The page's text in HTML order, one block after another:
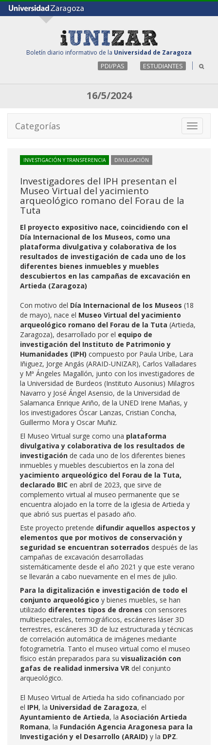
Boletín diario informativo de la Universidad de Zaragoza
PDI/PAS ESTUDIANTES
16/5/2024
Toggle
Categorías
INVESTIGACIÓN Y TRANSFERENCIA DIVULGACIÓN
Investigadores del IPH presentan el
Museo Virtual del yacimiento
arqueológico romano del Forau de la
Tuta
El proyecto expositivo nace, coincidiendo con el
Día Internacional de los Museos, como una
plataforma divulgativa y colaborativa de los
resultados de investigación de cada uno de los
diferentes bienes inmuebles y muebles
descubiertos en las campañas de excavación en
Artieda (Zaragoza)
Con motivo del Día Internacional de los Museos (18
de mayo), nace el Museo Virtual del yacimiento
arqueológico romano del Forau de la Tuta (Artieda,
Zaragoza), desarrollado por el equipo de
investigación del Instituto de Patrimonio y
Humanidades (IPH) compuesto por Paula Uribe, Lara
Iñiguez, Jorge Angás (ARAID-UNIZAR), Carlos Valladares
y Mª Ángeles Magallón, junto con los investigadores de
la Universidad de Burdeos (Instituto Ausonius) Milagros
Navarro y José Ángel Asensio, de la Universidad de
Salamanca Enrique Ariño, de la UNED Irene Mañas, y
los investigadores Óscar Lanzas, Cristian Concha,
Guillermo Mora y Oscar Muñiz.
El Museo Virtual surge como una plataforma
divulgativa y colaborativa de los resultados de
investigación de cada uno de los diferentes bienes
inmuebles y muebles descubiertos en la zona del
yacimiento arqueológico del Forau de la Tuta,
declarado BIC en abril de 2023, que sirve de
complemento virtual al museo permanente que se
encuentra alojado en la torre de la iglesia de Artieda y
que abrió sus puertas el pasado año.
Este proyecto pretende difundir aquellos aspectos y
elementos que por motivos de conservación y
seguridad se encuentran soterrados después de las
campañas de excavación desarrolladas
sistemáticamente desde el año 2021 y que este verano
se llevarán a cabo nuevamente en el mes de julio.
Para la digitalización e investigación de todo el
conjunto arqueológico y bienes muebles, se han
utilizado diferentes tipos de drones con sensores
multiespectrales, termográficos, escáneres láser 3D
terrestres, escáneres 3D de luz estructurada y técnicas
de correlación automática de imágenes mediante
fotogrametría. Tanto el museo virtual como el museo
físico están preparados para su visualización con
gafas de realidad inmersiva VR del conjunto
arqueológico.
El Museo Virtual de Artieda ha sido cofinanciado por
el IPH, la Universidad de Zaragoza, el
Ayuntamiento de Artieda, la Asociación Artieda
Romana, la Fundación Agencia Aragonesa para la
Investigación y el Desarrollo (ARAID) y la DPZ.